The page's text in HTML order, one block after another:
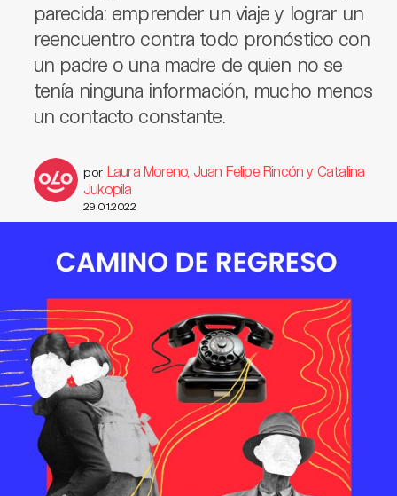
parecida: emprender un viaje y lograr un
reencuentro contra todo pronóstico con
un padre o una madre de quien no se
tenía ninguna información, mucho menos
un contacto constante.
por Laura Moreno, Juan Felipe Rincón y Catalina
Jukopila
29.01.2022